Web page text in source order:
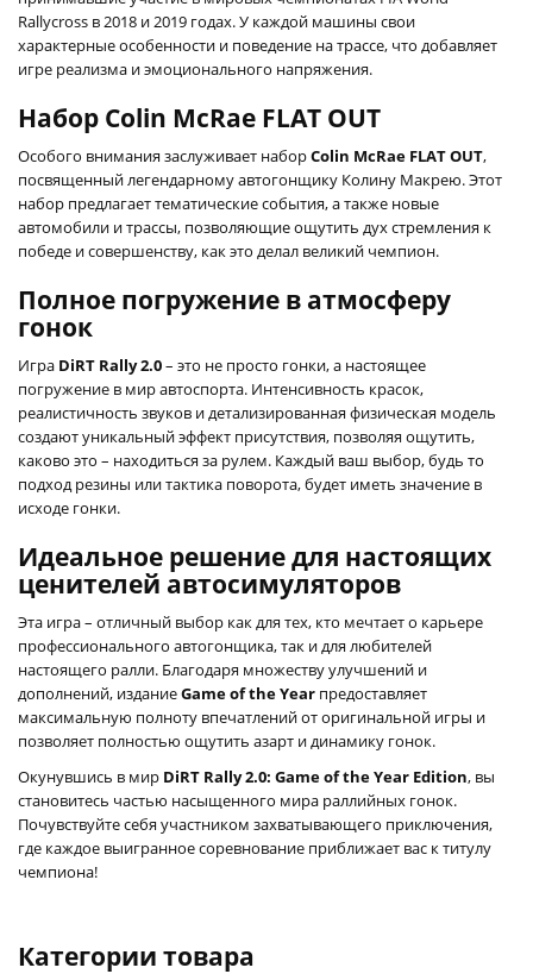
Rallycross в 2018 и 2019 годах. У каждой машины свои
характерные особенности и поведение на трассе, что добавляет
игре реализма и эмоционального напряжения.
Набор Colin McRae FLAT OUT
Особого внимания заслуживает наборColin McRae FLAT OUT,
посвященный легендарному автогонщику Колину Макрею. Этот
набор предлагает тематические события, а также новые
автомобили и трассы, позволяющие ощутить дух стремления к
победе и совершенству, как это делал великий чемпион.
Полное погружение в атмосферу
гонок
Игра DiRT Rally 2.0– это не просто гонки, а настоящее
погружение в мир автоспорта. Интенсивность красок,
реалистичность звуков и детализированная физическая модель
создают уникальный эффект присутствия, позволяя ощутить,
каково это – находиться за рулем. Каждый ваш выбор, будь то
подход резины или тактика поворота, будет иметь значение в
исходе гонки.
Идеальное решение для настоящих
ценителей автосимуляторов
Эта игра – отличный выбор как для тех, кто мечтает о карьере
профессионального автогонщика, так и для любителей
настоящего ралли. Благодаря множеству улучшений и
дополнений, изданиеGame of the Year предоставляет
максимальную полноту впечатлений от оригинальной игры и
позволяет полностью ощутить азарт и динамику гонок.
Окунувшись в мир DiRT Rally 2.0: Game of the Year Edition, вы
становитесь частью насыщенного мира раллийных гонок.
Почувствуйте себя участником захватывающего приключения,
где каждое выигранное соревнование приближает вас к титулу
чемпиона!
Категории товара